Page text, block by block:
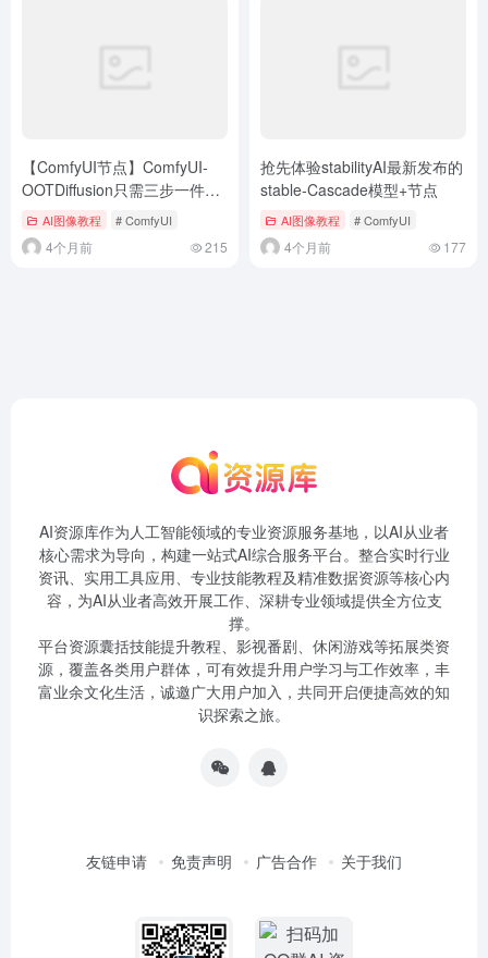
【ComfyUI节点】ComfyUI-
OOTDiffusion只需三步一件换
衣|电商模特换装
AI图像教程 # ComfyUI
4个月前 215
抢先体验stabilityAI最新发布的
stable-Cascade模型+节点
AI图像教程 # ComfyUI
4个月前 177
AI资源库作为人工智能领域的专业资源服务基地，以AI从业者
核心需求为导向，构建一站式AI综合服务平台。整合实时行业
资讯、实用工具应用、专业技能教程及精准数据资源等核心内
容，为AI从业者高效开展工作、深耕专业领域提供全方位支
撑。
平台资源囊括技能提升教程、影视番剧、休闲游戏等拓展类资
源，覆盖各类用户群体，可有效提升用户学习与工作效率，丰
富业余文化生活，诚邀广大用户加入，共同开启便捷高效的知
识探索之旅。
友链申请 免责声明 广告合作 关于我们